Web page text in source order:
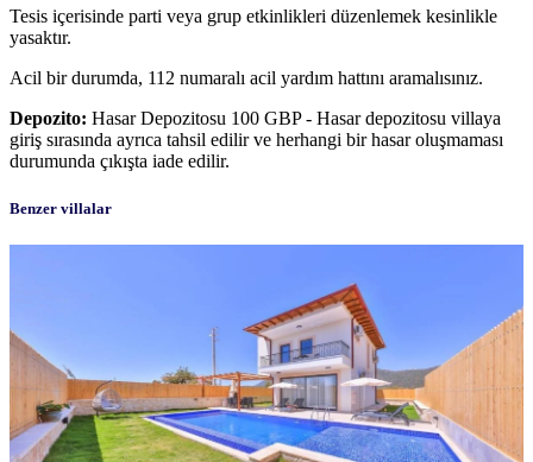
Tesis içerisinde parti veya grup etkinlikleri düzenlemek kesinlikle
yasaktır.
Acil bir durumda, 112 numaralı acil yardım hattını aramalısınız.
Depozito: Hasar Depozitosu 100 GBP - Hasar depozitosu villaya
giriş sırasında ayrıca tahsil edilir ve herhangi bir hasar oluşmaması
durumunda çıkışta iade edilir.
Benzer villalar